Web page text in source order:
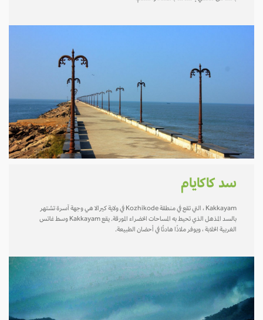
سد كاكايام
Kakkayam ، التي تقع في منطقة Kozhikode في ولاية كيرالا هي وجهة آسرة تشتهر
بالسد المذهل الذي تحيط به المساحات الخضراء المورقة. يقع Kakkayam وسط غاتس
الغربية الخلابة ، ويوفر ملاذًا هادئًا في أحضان الطبيعة.